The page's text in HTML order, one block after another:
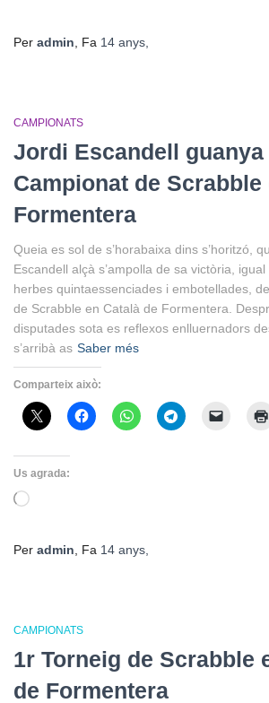
Per admin , Fa 14 anys
CAMPIONATS
Jordi Escandell guanya
Campionat de Scrabble
Formentera
Queia es sol de s’horabaixa dins s’horitzó,
Escandell alçà s’ampolla de sa victòria,
herbes quintaessenciades i embotellades,
de Scrabble en Català de Formentera.
disputades sota es reflexos enlluernadors
s’arribà as Saber més
Comparteix això:
Us agrada:
S'està
Per admin , Fa 14 anys
CAMPIONATS
1r Torneig de Scrabble
de Formentera